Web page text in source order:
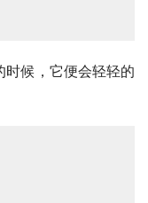
候，它便会轻轻的